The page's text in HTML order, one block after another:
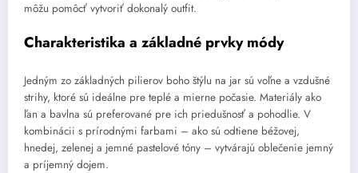
môžu pomôcť vytvoriť dokonalý outfit.
Charakteristika a základné prvky módy
Jedným zo základných pilierov boho štýlu na jar sú voľne a vzdušné
strihy, ktoré sú ideálne pre teplé a mierne počasie. Materiály ako
ľan a bavlna sú preferované pre ich priedušnosť a pohodlie. V
kombinácii s prírodnými farbami – ako sú odtiene béžovej,
hnedej, zelenej a jemné pastelové tóny – vytvárajú oblečenie jemný
a príjemný dojem.